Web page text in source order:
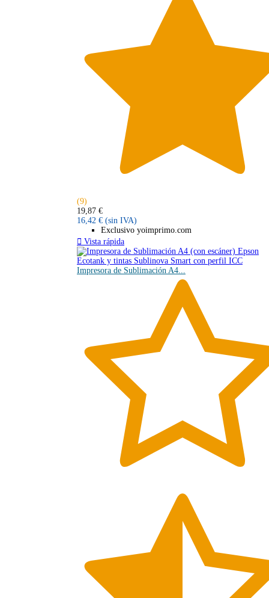
(9)
19,87 €
16,42 € (sin IVA)
Exclusivo yoimprimo.com
 Vista rápida
Impresora de Sublimación A4...